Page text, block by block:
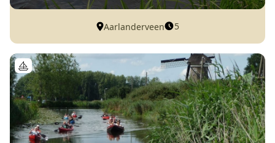
Aarlanderveen 5